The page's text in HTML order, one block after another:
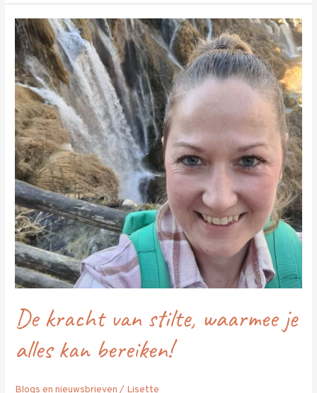
De kracht van stilte, waarmee je
alles kan bereiken!
Blogs en nieuwsbrieven / Lisette
De
kracht
van
stilte,
waarmee
je
alles
kan
bereiken!